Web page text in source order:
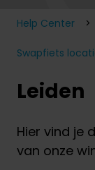
Help Center
Swapfiets
Leiden
Hier vind je
van onze